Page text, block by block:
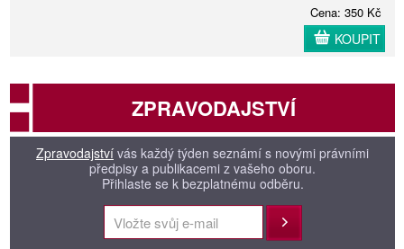
Cena: 350 Kč
KOUPIT
ZPRAVODAJSTVÍ
Zpravodajství vás každý týden seznámí s novými právními
předpisy a publikacemi z vašeho oboru.
Přihlaste se k bezplatnému odběru.
Přihlásit